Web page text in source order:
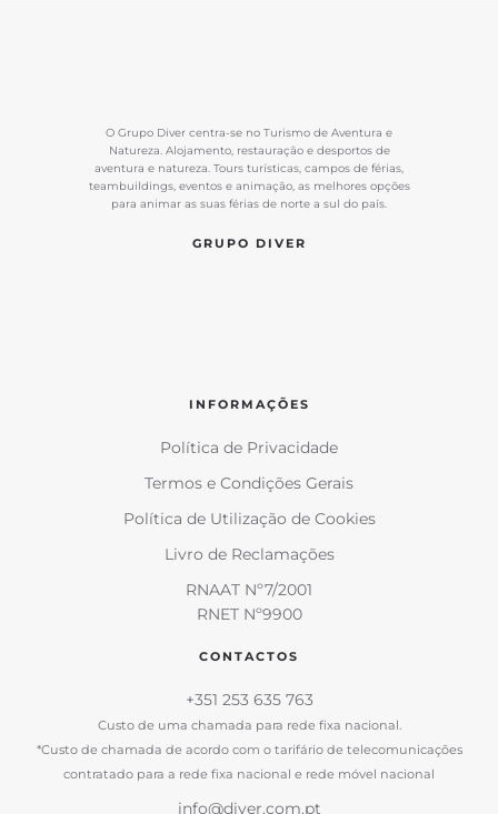
O Grupo Diver centra-se no Turismo de Aventura e
Natureza. Alojamento, restauração e desportos de
aventura e natureza. Tours turísticas, campos de férias,
teambuildings, eventos e animação, as melhores opções
para animar as suas férias de norte a sul do país.
GRUPO DIVER
INFORMAÇÕES
Política de Privacidade
Termos e Condições Gerais
Política de Utilização de Cookies
Livro de Reclamações
RNAAT Nº7/2001
RNET Nº9900
CONTACTOS
+351 253 635 763
Custo de uma chamada para rede fixa nacional.
*Custo de chamada de acordo com o tarifário de telecomunicações
contratado para a rede fixa nacional e rede móvel nacional
info@diver.com.pt